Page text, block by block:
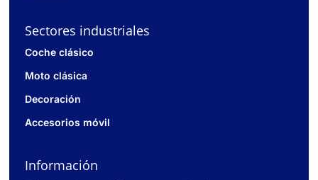
Sectores industriales
Coche clásico
Moto clásica
Decoración
Accesorios móvil
Información